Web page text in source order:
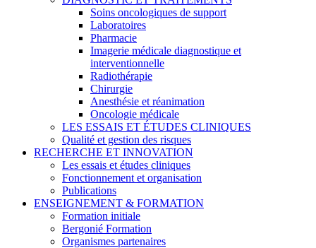
Soins oncologiques de support
Laboratoires
Pharmacie
Imagerie médicale diagnostique et
interventionnelle
Radiothérapie
Chirurgie
Anesthésie et réanimation
Oncologie médicale
LES ESSAIS ET ÉTUDES CLINIQUES
Qualité et gestion des risques
RECHERCHE ET INNOVATION
Les essais et études cliniques
Fonctionnement et organisation
Publications
ENSEIGNEMENT & FORMATION
Formation initiale
Bergonié Formation
Organismes partenaires